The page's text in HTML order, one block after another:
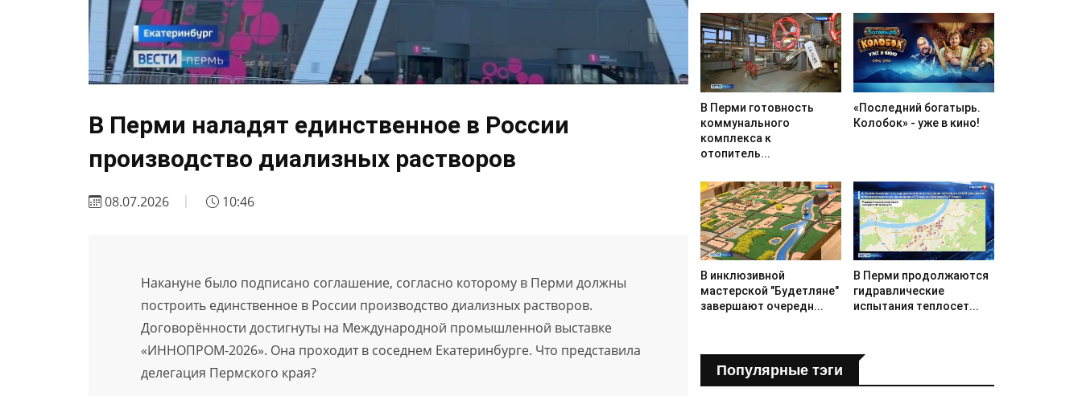
В Перми наладят единственное в России
производство диализных растворов
08.07.2026 10:46
Накануне было подписано соглашение, согласно которому в Перми должны
построить единственное в России производство диализных растворов.
Договорённости достигнуты на Международной промышленной выставке
«ИННОПРОМ-2026». Она проходит в соседнем Екатеринбурге. Что представила
делегация Пермского края?
В Перми готовность
коммунального
комплекса к
отопитель...
«Последний богатырь.
Колобок» - уже в кино!
В инклюзивной
мастерской "Будетляне"
завершают очередн...
В Перми продолжаются
гидравлические
испытания теплосет...
Популярные тэги